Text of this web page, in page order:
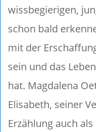
wissbegierigen,
schon bald
mit der
sein und das
hat. Magdalena
Elisabeth, seiner
Erzählung auch